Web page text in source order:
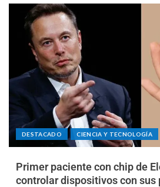
DESTACADO CIENCIA Y TECNOLOGÍA
Primer paciente con chip de
controlar dispositivos con sus